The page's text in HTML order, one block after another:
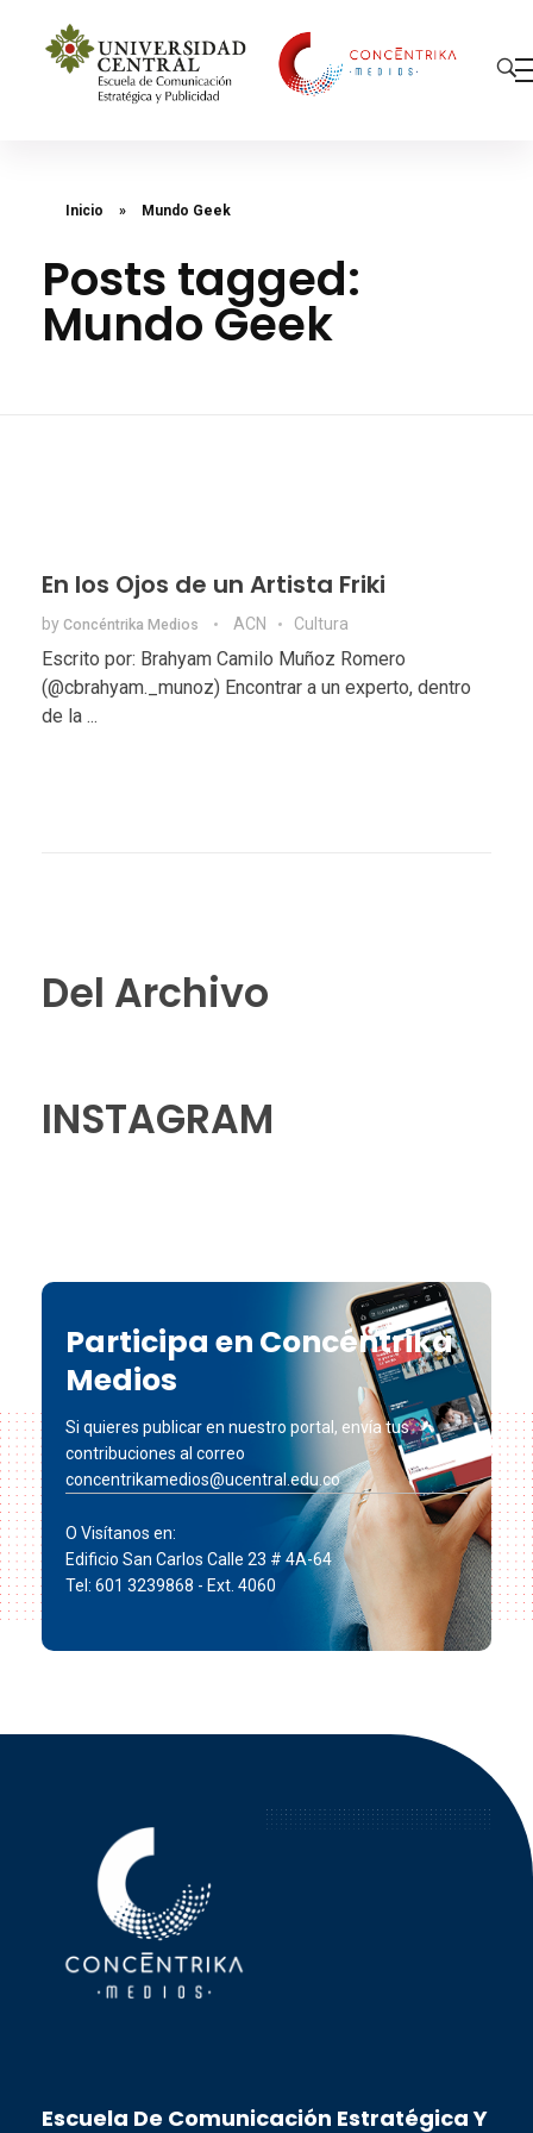
Inicio » Mundo Geek
Posts tagged:
Mundo Geek
En los Ojos de un Artista Friki
by Concéntrika Medios ACN Cultura
Escrito por: Brahyam Camilo Muñoz Romero
(@cbrahyam._munoz) Encontrar a un experto, dentro
de la ...
Del Archivo
INSTAGRAM
Participa en Concéntrika
Medios
Si quieres publicar en nuestro portal, envía tus
contribuciones al correo
concentrikamedios@ucentral.edu.co
O Visítanos en:
Edificio San Carlos Calle 23 # 4A-64
Tel: 601 3239868 - Ext. 4060
Escuela De Comunicación Estratégica Y